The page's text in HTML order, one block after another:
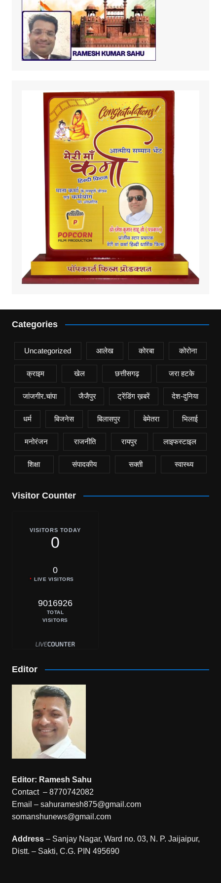
Categories
Uncategorized आलेख कोरबा कोरोना
क्राइम खेल छत्तीसगढ़ जरा हटके
जांजगीर.चांपा जैजैपुर ट्रेंडिंग ख़बरें देश-दुनिया
धर्म बिजनेस बिलासपुर बेमेतरा भिलाई
मनोरंजन राजनीति रायपुर लाइफस्टाइल
शिक्षा संपादकीय सक्ती स्वास्थ्य
Visitor Counter
VISITORS TODAY
0
0
LIVE VISITORS
9016926
TOTAL
VISITORS
Editor
Editor: Ramesh Sahu
Contact – 8770742082
Email – sahuramesh875@gmail.com
somanshunews@gmail.com
Address– Sanjay Nagar, Ward no. 03, N. P. Jaijaipur,
Distt. – Sakti, C.G. PIN 495690